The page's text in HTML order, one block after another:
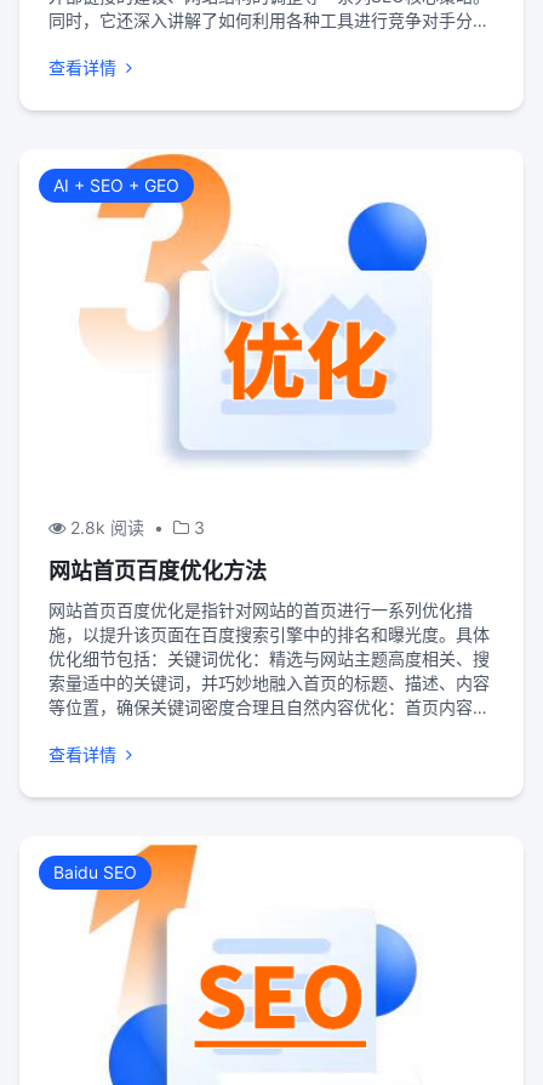
同时，它还深入讲解了如何利用各种工具进行竞争对手分
面的流程不仅帮助企业构建起坚实的SEO基础，还通过持续
性。
查看详情
AI + SEO + GEO
2.8k 阅读 • 3
网站首页百度优化方法
网站首页百度优化是指针对网站的首页进行一系列优化措
施，以提升该页面在百度搜索引擎中的排名和曝光度。具体
优化细节包括：关键词优化：精选与网站主题高度相关、搜
索量适中的关键词，并巧妙地融入首页的标题、描述、内容
等位置，确保关键词密度合理且自然内容优化：首页内容需
创性和高质量，以吸引用户和搜索引擎的注意。结构优化：
导航和链接结构，确保搜索引擎能够顺利抓取和索引首页内
等方式提高首页的加载速度；优化代码结构，避免使用过多
的JavaScript和Flash等不利于搜索引擎抓取的技术。
查看详情
Baidu SEO